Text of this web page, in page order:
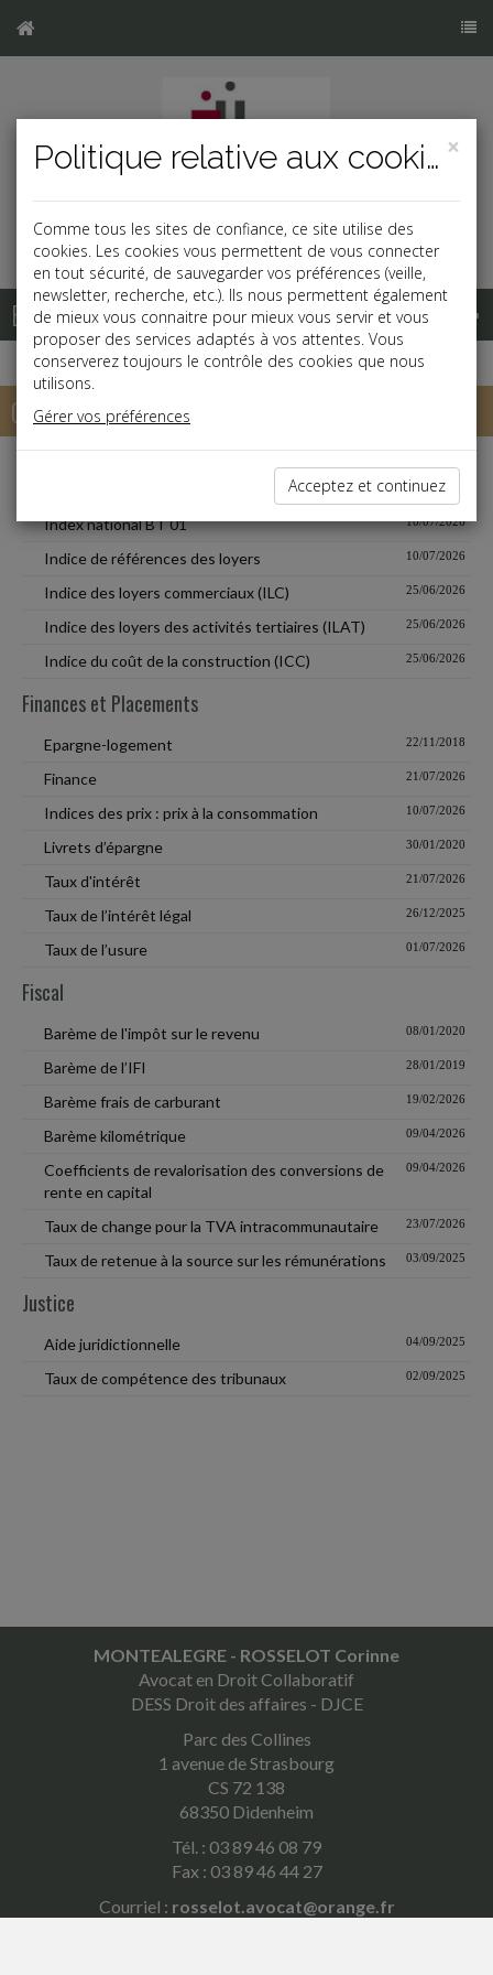
Base documentaire
Chiffres
Index national BT 01 10/07/2026
Indice de références des loyers 10/07/2026
Indice des loyers commerciaux (ILC) 25/06/2026
Indice des loyers des activités tertiaires (ILAT) 25/06/2026
Indice du coût de la construction (ICC) 25/06/2026
Finances et Placements
Epargne-logement 22/11/2018
Finance 21/07/2026
Indices des prix : prix à la consommation 10/07/2026
Livrets d’épargne 30/01/2020
Taux d'intérêt 21/07/2026
Taux de l’intérêt légal 26/12/2025
Taux de l’usure 01/07/2026
Fiscal
Barème de l'impôt sur le revenu 08/01/2020
Barème de l’IFI 28/01/2019
Barème frais de carburant 19/02/2026
Barème kilométrique 09/04/2026
Coefficients de revalorisation des conversions de
rente en capital
09/04/2026
Taux de change pour la TVA intracommunautaire 23/07/2026
Taux de retenue à la source sur les rémunérations 03/09/2025
Justice
Aide juridictionnelle 04/09/2025
Taux de compétence des tribunaux 02/09/2025
MONTEALEGRE - ROSSELOT Corinne
Avocat en Droit Collaboratif
DESS Droit des affaires - DJCE
Parc des Collines
1 avenue de Strasbourg
CS 72 138
68350 Didenheim
Tél. : 03 89 46 08 79
Fax : 03 89 46 44 27
Courriel : rosselot.avocat@orange.fr
×
Politique relative aux cookies
Comme tous les sites de confiance, ce site utilise des
cookies. Les cookies vous permettent de vous connecter
en tout sécurité, de sauvegarder vos préférences (veille,
newsletter, recherche, etc.). Ils nous permettent également
de mieux vous connaitre pour mieux vous servir et vous
proposer des services adaptés à vos attentes. Vous
conserverez toujours le contrôle des cookies que nous
utilisons.
Gérer vos préférences
Acceptez et continuez